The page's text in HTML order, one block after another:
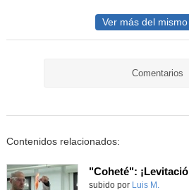
Ver más del
Comentarios
Contenidos relacionados:
"Coheté":
Contenido educativo.
subido por Luis M.